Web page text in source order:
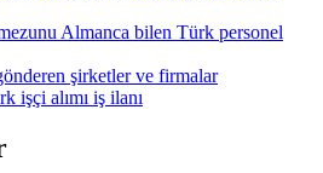
Almanca bilen Türk personel
şirketler ve firmalar
işçi alımı iş ilanı